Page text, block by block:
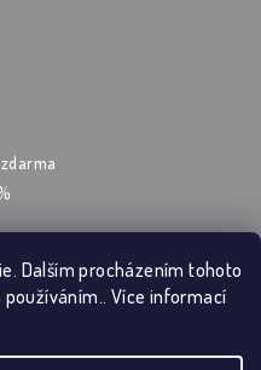
Dalším procházením tohoto
Více informací
sockách